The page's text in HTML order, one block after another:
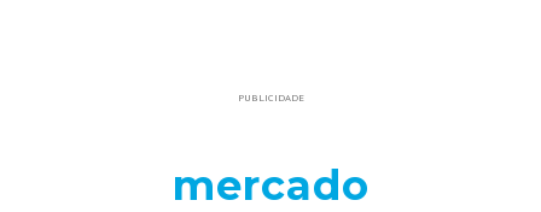
PUBLICIDADE
mercado